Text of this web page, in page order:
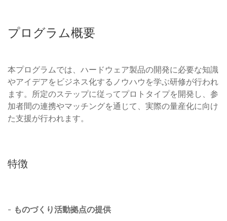
プログラム概要
本プログラムでは、ハードウェア製品の開発に必要な知識
やアイデアをビジネス化するノウハウを学ぶ研修が行われ
ます。所定のステップに従ってプロトタイプを開発し、参
加者間の連携やマッチングを通じて、実際の量産化に向け
た支援が行われます。
特徴
- ものづくり活動拠点の提供